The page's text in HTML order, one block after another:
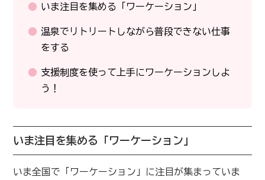
いま注目を集める「ワーケーション」
温泉でリトリートしながら普段できない仕事
をする
支援制度を使って上手にワーケーションしよ
う！
いま注目を集める「ワーケーション」
いま全国で「ワーケーション」に注目が集まっていま